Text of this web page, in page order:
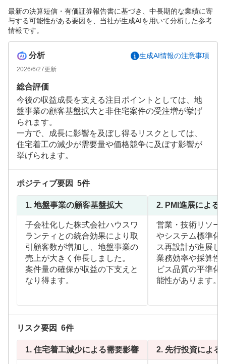
最新の決算短信・有価証券報告書に基づき、中長期的な業績に寄
与する可能性がある要因を、当社が生成AIを用いて分析した参考
情報です。
分析 生成AI情報の注意事項
2026/6/27更新
総合評価
今後の収益成長を支える注目ポイントとしては、地
盤事業の顧客基盤拡大と非住宅案件の受注増が挙げ
られます。
一方で、成長に影響を及ぼし得るリスクとしては、
住宅着工の減少が需要量や価格競争に及ぼす影響が
挙げられます。
ポジティブ要因 5件
1. 地盤事業の顧客基盤拡大
子会社化した株式会社ハウスワ
ランティとの統合効果により取
引顧客数が増加し、地盤事業の
売上が大きく伸長しました。
案件量の確保が収益の下支えと
なり得ます。
2. PMI進展による
営業・技術リソー
やシステム標準化
ス再設計が進展し
業務効率や採算性
ビス品質の平準化
能性があります。
リスク要因 6件
1. 住宅着工減少による需要影響 2. 先行投資による